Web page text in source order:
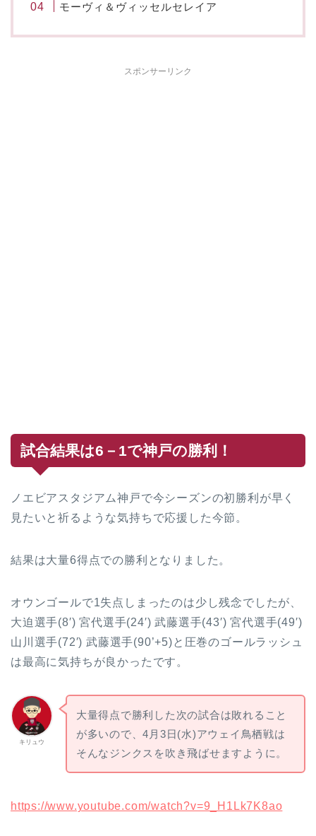
モーヴィ＆ヴィッセルセレイア
スポンサーリンク
試合結果は6－1で神戸の勝利！
ノエビアスタジアム神戸で今シーズンの初勝利が早く
見たいと祈るような気持ちで応援した今節。
結果は大量6得点での勝利となりました。
オウンゴールで1失点しまったのは少し残念でしたが、
大迫選手(8′) 宮代選手(24′) 武藤選手(43′) 宮代選手(49′)
山川選手(72′) 武藤選手(90’+5)と圧巻のゴールラッシュ
は最高に気持ちが良かったです。
キリュウ
大量得点で勝利した次の試合は敗れること
が多いので、4月3日(水)アウェイ鳥栖戦は
そんなジンクスを吹き飛ばせますように。
https://www.youtube.com/watch?v=9_H1Lk7K8ao